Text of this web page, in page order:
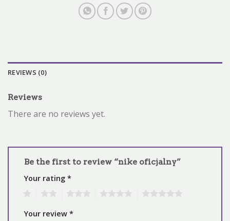
REVIEWS (0)
Reviews
There are no reviews yet.
Be the first to review “nike oficjalny”
Your rating *
Your review *